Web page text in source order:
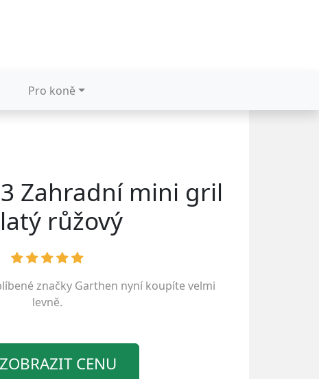
Pro koně
Zahradní mini gril
růžový
značky Garthen nyní koupíte velmi
levně.
ZOBRAZIT CENU